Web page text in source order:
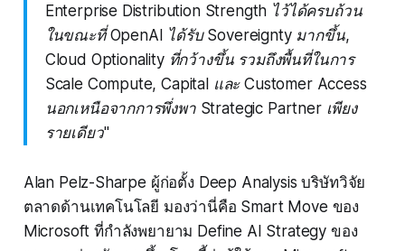
Enterprise Distribution Strength ไว้ได้ครบถ้วน
ในขณะที่ OpenAI ได้รับ Sovereignty มากขึ้น,
Cloud Optionality ที่กว้างขึ้น รวมถึงพื้นที่ในการ
Scale Compute, Capital และ Customer Access
นอกเหนือจากการพึ่งพา Strategic Partner เพียง
รายเดียว"
Alan Pelz-Sharpe ผู้ก่อตั้ง Deep Analysis บริษัทวิจัย
ตลาดด้านเทคโนโลยี มองว่านี่คือ Smart Move ของ
Microsoft ที่กำลังพยายาม Define AI Strategy ของ